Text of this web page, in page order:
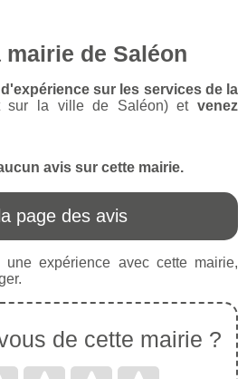
de Saléon
sur les services de la
sur la ville de Saléon) etvenez
avis sur cette mairie.
page des avis
expérience avec cette mairie,
de cette mairie ?